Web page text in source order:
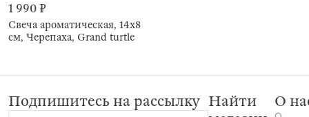
1 990 ₽
Свеча ароматическая, 14х8
см, Черепаха, Grand turtle
Подпишитесь на рассылку Найти
О